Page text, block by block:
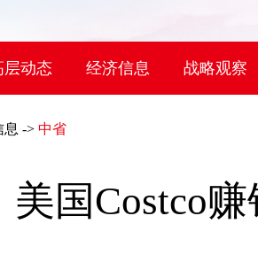
层动态 经济信息 战略观察
息 -> 中省
美国Costco